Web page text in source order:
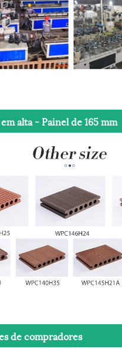
alta - Painel de 165 mm
de compradores